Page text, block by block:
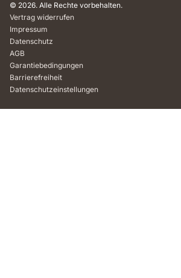
© 2026. Alle Rechte vorbehalten.
Vertrag widerrufen
Impressum
Datenschutz
AGB
Garantiebedingungen
Barrierefreiheit
Datenschutzeinstellungen